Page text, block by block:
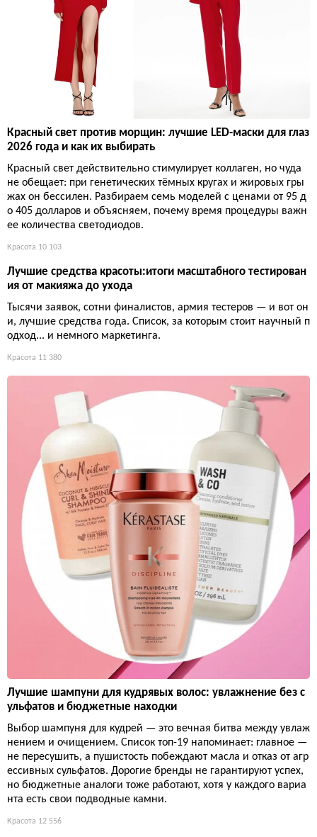
Красный свет против морщин: лучшие LED-маски для глаз
2026 года и как их выбирать
Красный свет действительно стимулирует коллаген, но чуда
не обещает: при генетических тёмных кругах и жировых гры
жах он бессилен. Разбираем семь моделей с ценами от 95 д
о 405 долларов и объясняем, почему время процедуры важн
ее количества светодиодов.
Красота 10 103
Лучшие средства красоты:итоги масштабного тестирован
ия от макияжа до ухода
Тысячи заявок, сотни финалистов, армия тестеров — и вот он
и, лучшие средства года. Список, за которым стоит научный п
одход... и немного маркетинга.
Красота 11 380
Лучшие шампуни для кудрявых волос: увлажнение без с
ульфатов и бюджетные находки
Выбор шампуня для кудрей — это вечная битва между увлаж
нением и очищением. Список топ-19 напоминает: главное —
не пересушить, а пушистость побеждают масла и отказ от агр
ессивных сульфатов. Дорогие бренды не гарантируют успех,
но бюджетные аналоги тоже работают, хотя у каждого вариа
нта есть свои подводные камни.
Красота 12 556